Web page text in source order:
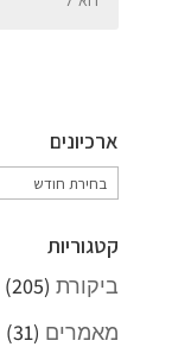
ארכיונים
ארכיונים
קטגוריות
ביקורת(205)
מאמרים (31)